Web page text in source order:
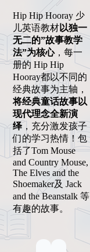
Hip Hip Hooray 少
儿英语教材以独一
无二的”故事教学
法”为核心，每一
册的 Hip Hip
Hooray都以不同的
经典故事为主轴，
将经典童话故事以
现代理念全新演
绎，充分激发孩子
们的学习热情！包
括了Tom Mouse
and Country Mouse,
The Elves and the
Shoemaker及 Jack
and the Beanstalk 等
有趣的故事。